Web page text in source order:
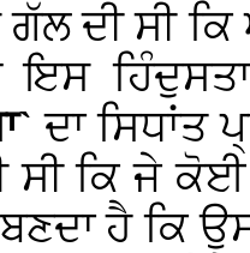
ਦੀ ਸੀ
ਇਸ
ਦਾ ਸਿਧਾਂਤ
ਸੀ ਕਿ ਜੇ
ਹੈ ਕਿ